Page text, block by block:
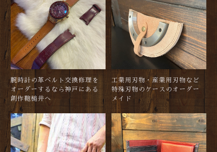
腕時計の革ベルト交換修理を
オーダーするなら神戸にある
創作鞄槌井へ
工業用刃物・産業用刃物など
特殊刃物のケースのオーダー
メイド